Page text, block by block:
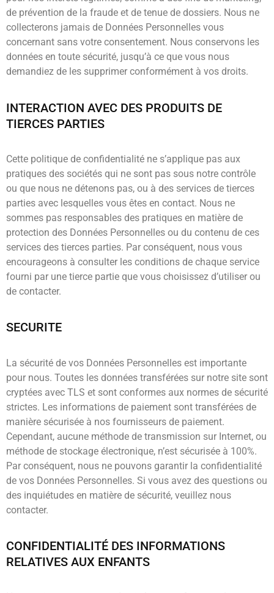
de prévention de la fraude et de tenue de dossiers. Nous ne
collecterons jamais de Données Personnelles vous
concernant sans votre consentement. Nous conservons les
données en toute sécurité, jusqu’à ce que vous nous
demandiez de les supprimer conformément à vos droits.
INTERACTION AVEC DES PRODUITS DE
TIERCES PARTIES
Cette politique de confidentialité ne s’applique pas aux
pratiques des sociétés qui ne sont pas sous notre contrôle
ou que nous ne détenons pas, ou à des services de tierces
parties avec lesquelles vous êtes en contact. Nous ne
sommes pas responsables des pratiques en matière de
protection des Données Personnelles ou du contenu de ces
services des tierces parties. Par conséquent, nous vous
encourageons à consulter les conditions de chaque service
fourni par une tierce partie que vous choisissez d’utiliser ou
de contacter.
SECURITE
La sécurité de vos Données Personnelles est importante
pour nous. Toutes les données transférées sur notre site sont
cryptées avec TLS et sont conformes aux normes de sécurité
strictes. Les informations de paiement sont transférées de
manière sécurisée à nos fournisseurs de paiement.
Cependant, aucune méthode de transmission sur Internet, ou
méthode de stockage électronique, n’est sécurisée à 100%.
Par conséquent, nous ne pouvons garantir la confidentialité
de vos Données Personnelles. Si vous avez des questions ou
des inquiétudes en matière de sécurité, veuillez nous
contacter.
CONFIDENTIALITÉ DES INFORMATIONS
RELATIVES AUX ENFANTS